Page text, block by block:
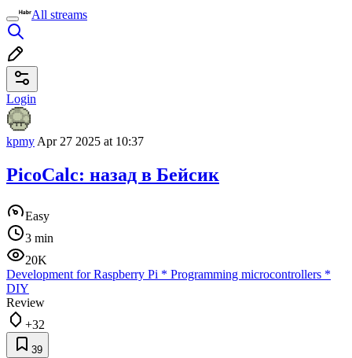
All streams
Login
kpmy Apr 27 2025 at 10:37
PicoCalc: назад в Бейсик
Easy
3 min
20K
Development for Raspberry Pi * Programming microcontrollers *
DIY
Review
+32
39